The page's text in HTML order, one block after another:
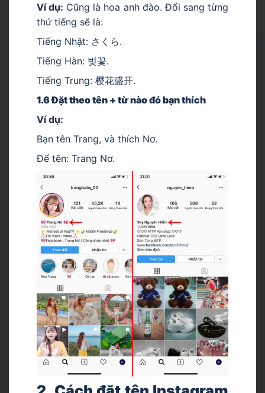
Ví dụ: Cũng là hoa anh đào. Đổi sang từng
thứ tiếng sẽ là:
Tiếng Nhật: さくら.
Tiếng Hàn: 벚꽃.
Tiếng Trung: 樱花盛开.
1.6 Đặt theo tên + từ nào đó bạn thích
Ví dụ:
Bạn tên Trang, và thích Nơ.
Để tên: Trang Nơ.